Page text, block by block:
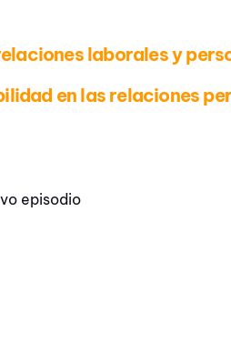
laborales y
en las relaciones
episodio